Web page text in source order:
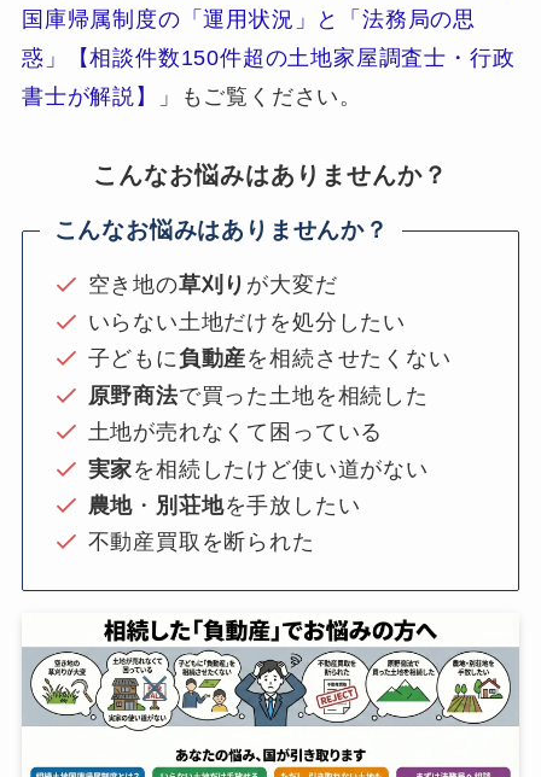
国庫帰属制度の「運用状況」と「法務局の思
惑」【相談件数150件超の土地家屋調査士・行政
書士が解説】
」もご覧ください。
こんなお悩みはありませんか？
こんなお悩みはありませんか？
空き地の草刈り が大変だ
いらない土地だけを処分したい
子どもに負動産を相続させたくない
原野商法で買った土地を相続した
土地が売れなくて困っている
実家を相続したけど使い道がない
農地 ・ 別荘地を手放したい
不動産買取を断られた